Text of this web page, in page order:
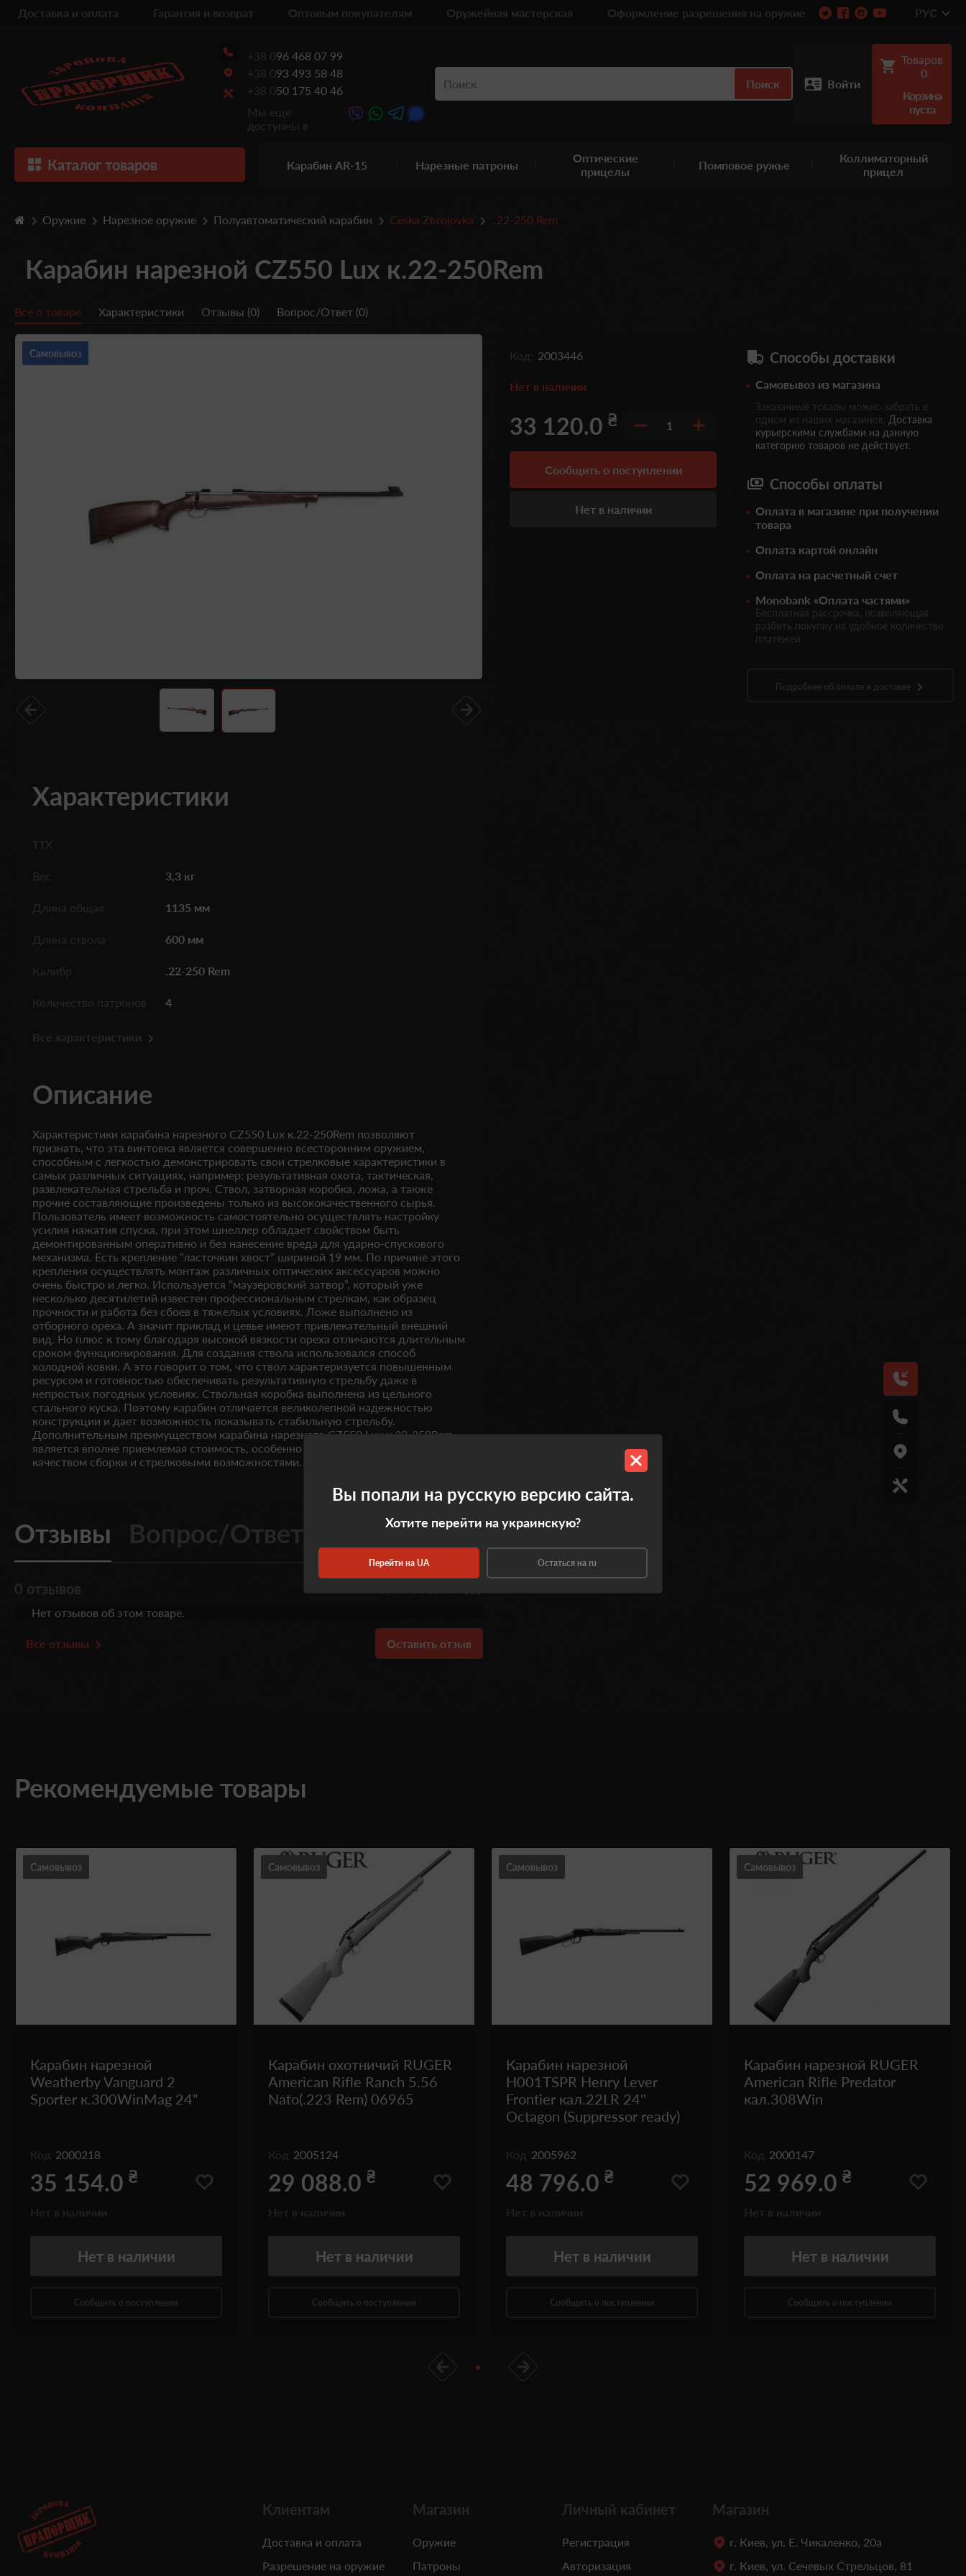
Доставка и оплата Гарантия и возврат Оптовым покупателям Оружейная мастерская Оформление разрешения на оружие РУС
+38 096 468 07 99
+38 093 493 58 48
+38 050 175 40 46
Мы еще
доступны в
Поиск Войти
Товаров
0
Корзина
пуста
Каталог товаров Карабин AR-15 Нарезные патроны
Оптические
прицелы
Помповое ружье
Коллиматорный
прицел
Оружие Нарезное оружие Полуавтоматический карабин Ceska Zbrojovka .22-250 Rem
Карабин нарезной CZ550 Lux к.22-250Rem
Все о товаре Характеристики Отзывы (0) Вопрос/Ответ (0)
Самовывоз
Характеристики
ТТХ
Вес 3,3 кг
Длина общая 1135 мм
Длина ствола 600 мм
Калибр .22-250 Rem
Количество патронов 4
Все характеристики
Описание
Характеристики карабина нарезного CZ550 Lux к.22-250Rem позволяют
признать, что эта винтовка является совершенно всесторонним оружием,
способным с легкостью демонстрировать свои стрелковые характеристики в
самых различных ситуациях, например: результативная охота, тактическая,
развлекательная стрельба и проч. Ствол, затворная коробка, ложа, а также
прочие составляющие произведены только из высококачественного сырья.
Пользователь имеет возможность самостоятельно осуществлять настройку
усилия нажатия спуска, при этом шнеллер обладает свойством быть
демонтированным оперативно и без нанесение вреда для ударно-спускового
механизма. Есть крепление “ласточкин хвост” шириной 19 мм. По причине этого
крепления осуществлять монтаж различных оптических аксессуаров можно
очень быстро и легко. Используется “маузеровский затвор”, который уже
несколько десятилетий известен профессиональным стрелкам, как образец
прочности и работа без сбоев в тяжелых условиях. Ложе выполнено из
отборного ореха. А значит приклад и цевье имеют привлекательный внешний
вид. Но плюс к тому благодаря высокой вязкости ореха отличаются длительным
сроком функционирования. Для создания ствола использовался способ
холодной ковки. А это говорит о том, что ствол характеризуется повышенным
ресурсом и готовностью обеспечивать результативную стрельбу даже в
непростых погодных условиях. Ствольная коробка выполнена из цельного
стального куска. Поэтому карабин отличается великолепной надежностью
конструкции и дает возможность показывать стабильную стрельбу.
Дополнительным преимуществом карабина нарезного CZ550 Lux к.22-250Rem
является вполне приемлемая стоимость, особенно в сочетании с хорошим
качеством сборки и стрелковыми возможностями.
Отзывы Вопрос/Ответ
0 отзывов
Нет отзывов об этом товаре.
Все отзывы Оставить отзыв
Код: 2003446
Нет в наличии
33 120.0 ₴ 1
Сообщить о поступлении
Нет в наличии
Способы доставки
Самовывоз из магазина
Заказанные товары можно забрать в
одном из наших магазинов. Доставка
курьерскими службами на данную
категорию товаров не действует.
Способы оплаты
Оплата в магазине при получении
товара
Оплата картой онлайн
Оплата на расчетный счет
Monobank «Оплата частями»
Бесплатная рассрочка, позволяющая
разбить покупку на удобное количество
платежей.
Подробнее об оплате и доставке
Рекомендуемые товары
Самовывоз
Карабин нарезной
Weatherby Vanguard 2
Sporter к.300WinMag 24"
Код 2000218
35 154.0 ₴
Нет в наличии
Сообщить о поступлении
Самовывоз
Карабин охотничий RUGER
American Rifle Ranch 5.56
Nato(.223 Rem) 06965
Код 2005124
29 088.0 ₴
Нет в наличии
Сообщить о поступлении
Самовывоз
Карабин нарезной
H001TSPR Henry Lever
Frontier кал.22LR 24''
Octagon (Suppressor ready)
Код 2005962
48 796.0 ₴
Нет в наличии
Сообщить о поступлении
Самовывоз
Карабин нарезной RUGER
American Rifle Predator
кал.308Win
Код 2000147
52 969.0 ₴
Нет в наличии
Сообщить о поступлении
Клиентам
Доставка и оплата
Разрешение на оружие
Магазин
Оружие
Патроны
Личный кабинет
Регистрация
Авторизация
Магазин
г. Киев, ул. Е. Чикаленко, 20а
г. Киев, ул. Сечевых Стрельцов, 81
Вы попали на русскую версию сайта.
Хотите перейти на украинскую?
Перейти на UA Остаться на ru